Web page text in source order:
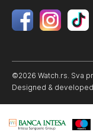
©2026 Watch.rs. Sva
Designed &